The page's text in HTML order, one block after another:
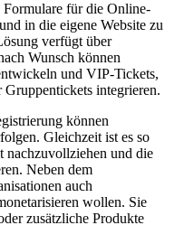
für die Online-
in die eigene Website zu
verfügt über
Wunsch können
und VIP-Tickets,
Gruppentickets integrieren.
können
Gleichzeit ist es so
nachzuvollziehen und die
Neben dem
auch
wollen. Sie
zusätzliche Produkte